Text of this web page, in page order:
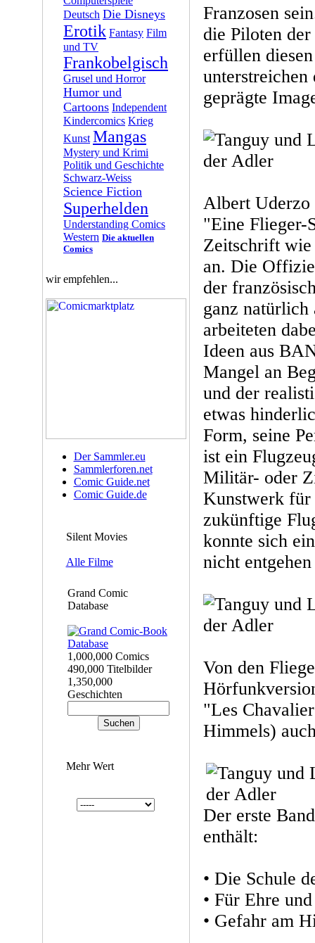
Deutsch Die Disneys
Erotik Fantasy Film
und TV
Frankobelgisch
Grusel und Horror
Humor und
Cartoons Independent
Kindercomics Krieg
Kunst Mangas
Mystery und Krimi
Politik und Geschichte
Schwarz-Weiss
Science Fiction
Superhelden
Understanding Comics
Western Die aktuellen
Comics
wir empfehlen...
Der Sammler.eu
Sammlerforen.net
Comic Guide.net
Comic Guide.de
Silent Movies
Alle Filme
Grand Comic
Database
1,000,000 Comics
490,000 Titelbilder
1,350,000
Geschichten
Mehr Wert
Franzosen
die Piloten
erfüllen
unterstreichen
geprägte
Albert Uderzo
"Eine Flieger-
Zeitschrift
an. Die
der
ganz natürlich
arbeiteten
Ideen aus
Mangel an
und der
etwas
Form, seine
ist ein
Militär- oder
Kunstwerk für
zukünftige
konnte sich
nicht
Von den
"Les
Himmels)
Der erste
enthält:
• Die Schule
• Für Ehre
• Gefahr am